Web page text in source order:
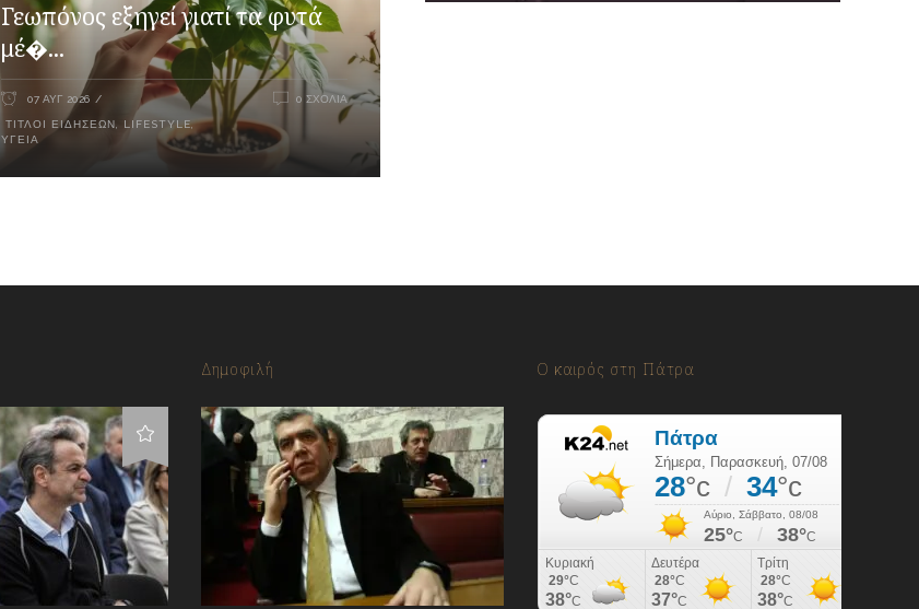
Γεωπόνος εξηγεί γιατί τα φυτά
μέ�...
07 ΑΥΓ 2026
ΤΊΤΛΟΙ ΕΙΔΉΣΕΩΝ LIFESTYLE,
ΥΓΕΊΑ
0 ΣΧΌΛΙΑ
Δημοφιλή Ο καιρός στη Πάτρα